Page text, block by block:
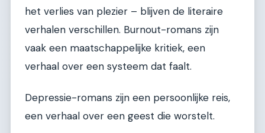
het verlies van plezier – blijven de literaire
verhalen verschillen. Burnout-romans zijn
vaak een maatschappelijke kritiek, een
verhaal over een systeem dat faalt.
Depressie-romans zijn een persoonlijke reis,
een verhaal over een geest die worstelt.